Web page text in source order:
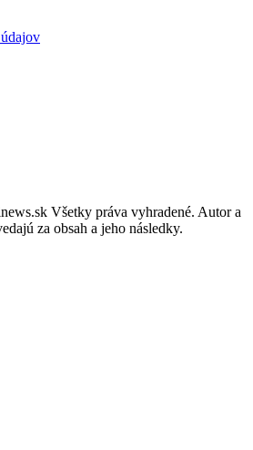
Všetky práva vyhradené. Autor a
za obsah a jeho následky.